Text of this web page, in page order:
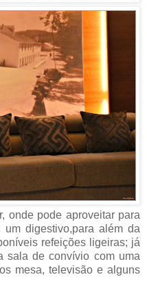
onde pode aproveitar para
digestivo,para além da
refeições ligeiras; já
sala de convívio com uma
mesa, televisão e alguns